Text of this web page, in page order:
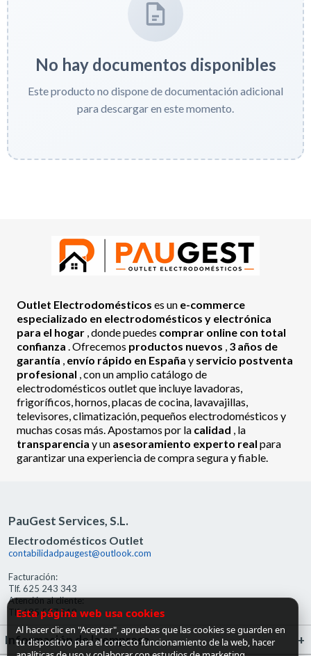
No hay documentos disponibles
Este producto no dispone de documentación adicional
para descargar en este momento.
Outlet Electrodomésticos es un e-commerce
especializado en electrodomésticos y electrónica
para el hogar , donde puedes comprar online con total
confianza . Ofrecemos productos nuevos , 3 años de
garantía , envío rápido en España y servicio postventa
profesional , con un amplio catálogo de
electrodomésticos outlet que incluye lavadoras,
frigoríficos, hornos, placas de cocina, lavavajillas,
televisores, climatización, pequeños electrodomésticos y
muchas cosas más. Apostamos por la calidad , la
transparencia y un asesoramiento experto real para
garantizar una experiencia de compra segura y fiable.
PauGest Services, S.L.
Electrodomésticos Outlet
contabilidadpaugest@outlook.com
Facturación:
Tlf. 625 243 343
Atención al cliente:
Tlf. 685 527 519
Información de la empresa
Esta página web usa cookies
Al hacer clic en "Aceptar", apruebas que las cookies se guarden en
tu dispositivo para el correcto funcionamiento de la web, hacer